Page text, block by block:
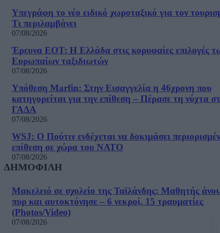
Υπεγράφη το νέο ειδικό χωροταξικό για τον
Τι περιλαμβάνει
07/08/2026
Έρευνα ΕΟΤ: Η Ελλάδα στις κορυφαίες επιλογές
Ευρωπαίων ταξιδιωτών
07/08/2026
Υπόθεση Marfin: Στην Εισαγγελία η 46χρονη που
κατηγορείται για την επίθεση – Πέρασε τη νύχτα
ΓΑΔΑ
07/08/2026
WSJ: Ο Πούτιν ενδέχεται να δοκιμάσει
επίθεση σε χώρα του ΝΑΤΟ
07/08/2026
ΔΗΜΟΦΙΛΗ
Μακελειό σε σχολείο της Ταϊλάνδης: Μαθητής
πυρ και αυτοκτόνησε – 6 νεκροί, 15 τραυματίες
(Photos/Video)
07/08/2026